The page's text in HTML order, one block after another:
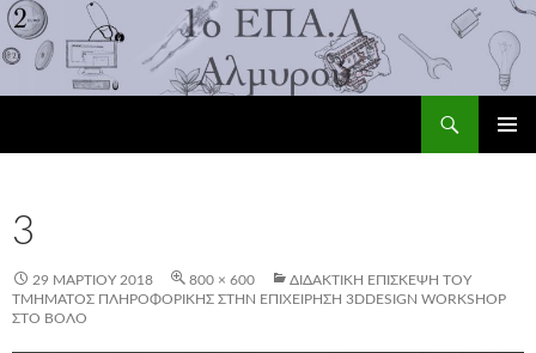
3
29 ΜΑΡΤΊΟΥ 2018 800 × 600
ΔΙΔΑΚΤΙΚΉ ΕΠΊΣΚΕΨΗ ΤΟΥ
ΤΜΉΜΑΤΟΣ ΠΛΗΡΟΦΟΡΙΚΉΣ ΣΤΗΝ ΕΠΙΧΕΊΡΗΣΗ 3DDESIGN WORKSHOP
ΣΤΟ ΒΌΛΟ